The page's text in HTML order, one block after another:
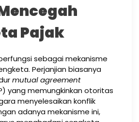
Pajak
sebagai mekanisme
Perjanjian biasanya
mutual agreement
yang memungkinkan otoritas
menyelesaikan konflik
adanya mekanisme ini,